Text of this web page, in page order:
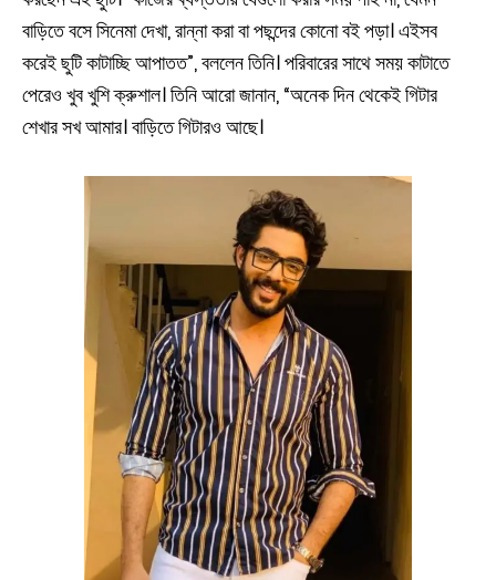
বাড়িতে বসে সিনেমা দেখা, রান্না করা বা পছন্দের কোনো বই পড়া। এইসব
করেই ছুটি কাটাচ্ছি আপাতত”, বললেন তিনি। পরিবারের সাথে সময় কাটাতে
পেরেও খুব খুশি ক্রুশাল। তিনি আরো জানান, “অনেক দিন থেকেই গিটার
শেখার সখ আমার। বাড়িতে গিটারও আছে।